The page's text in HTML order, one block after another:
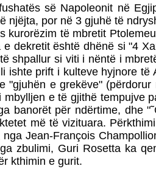
së Napoleonit në
por në 3 gjuhë të
të mbretit
dekretit është dhënë si "4
shpallur si viti i nëntë i
prift i kulteve hyjnore
e grekëve"
e të gjithë tempujve
banorët për ndërtime, dhe
më të vizituara.
Jean-François
zbulimi, Guri Rosetta ka
kthimin e gurit.